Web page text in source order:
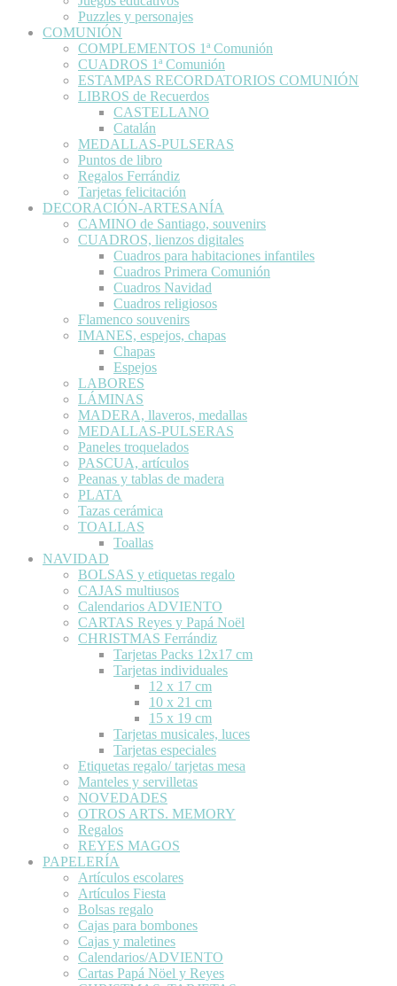
Puzzles y personajes
COMUNIÓN
COMPLEMENTOS 1ª Comunión
CUADROS 1ª Comunión
ESTAMPAS RECORDATORIOS COMUNIÓN
LIBROS de Recuerdos
CASTELLANO
Catalán
MEDALLAS-PULSERAS
Puntos de libro
Regalos Ferrándiz
Tarjetas felicitación
DECORACIÓN-ARTESANÍA
CAMINO de Santiago, souvenirs
CUADROS, lienzos digitales
Cuadros para habitaciones infantiles
Cuadros Primera Comunión
Cuadros Navidad
Cuadros religiosos
Flamenco souvenirs
IMANES, espejos, chapas
Chapas
Espejos
LABORES
LÁMINAS
MADERA, llaveros, medallas
MEDALLAS-PULSERAS
Paneles troquelados
PASCUA, artículos
Peanas y tablas de madera
PLATA
Tazas cerámica
TOALLAS
Toallas
NAVIDAD
BOLSAS y etiquetas regalo
CAJAS multiusos
Calendarios ADVIENTO
CARTAS Reyes y Papá Noël
CHRISTMAS Ferrándiz
Tarjetas Packs 12x17 cm
Tarjetas individuales
12 x 17 cm
10 x 21 cm
15 x 19 cm
Tarjetas musicales, luces
Tarjetas especiales
Etiquetas regalo/ tarjetas mesa
Manteles y servilletas
NOVEDADES
OTROS ARTS. MEMORY
Regalos
REYES MAGOS
PAPELERÍA
Artículos escolares
Artículos Fiesta
Bolsas regalo
Cajas para bombones
Cajas y maletines
Calendarios/ADVIENTO
Cartas Papá Nöel y Reyes